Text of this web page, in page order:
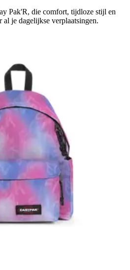
Pak'R, die comfort, tijdloze stijl en
je dagelijkse verplaatsingen.